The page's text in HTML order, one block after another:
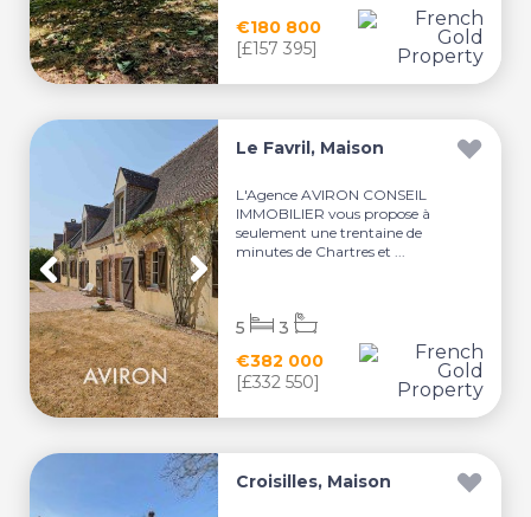
€180 800
[£157 395]
Le Favril, Maison
L'Agence AVIRON CONSEIL
IMMOBILIER vous propose à
seulement une trentaine de
minutes de Chartres et ...
€382 000
[£332 550]
5 3
Croisilles, Maison